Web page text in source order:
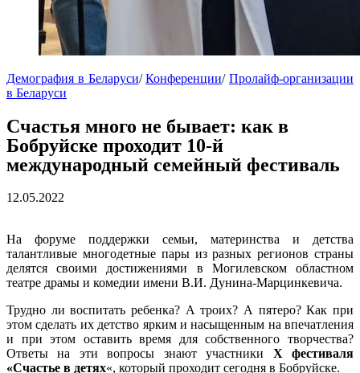
Демография в Беларуси/Конференции/ Пролайф-организации
в Беларуси
Счастья много не бывает: как в
Бобруйске проходит 10-й
международный семейный фестиваль
12.05.2022
На форуме поддержки семьи, материнства и детства
талантливые многодетные пары из разных регионов страны
делятся своими достижениями в Могилевском областном
театре драмы и комедии имени В.И. Дунина-Марцинкевича.
Трудно ли воспитать ребенка? А троих? А пятеро? Как при
этом сделать их детство ярким и насыщенным на впечатления
и при этом оставить время для собственного творчества?
Ответы на эти вопросы знают участники Х фестиваля
«Счастье в детях«, который проходит сегодня в Бобруйске.